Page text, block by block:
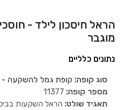
הראל חיסכון לילד -
מוגבר
נתונים כלליים
סוג קופה: קופת גמל להשקעה -
מספר קופה:
תאגיד שולט: הראל השקעות
אני מאשר שקראתי ומסכים